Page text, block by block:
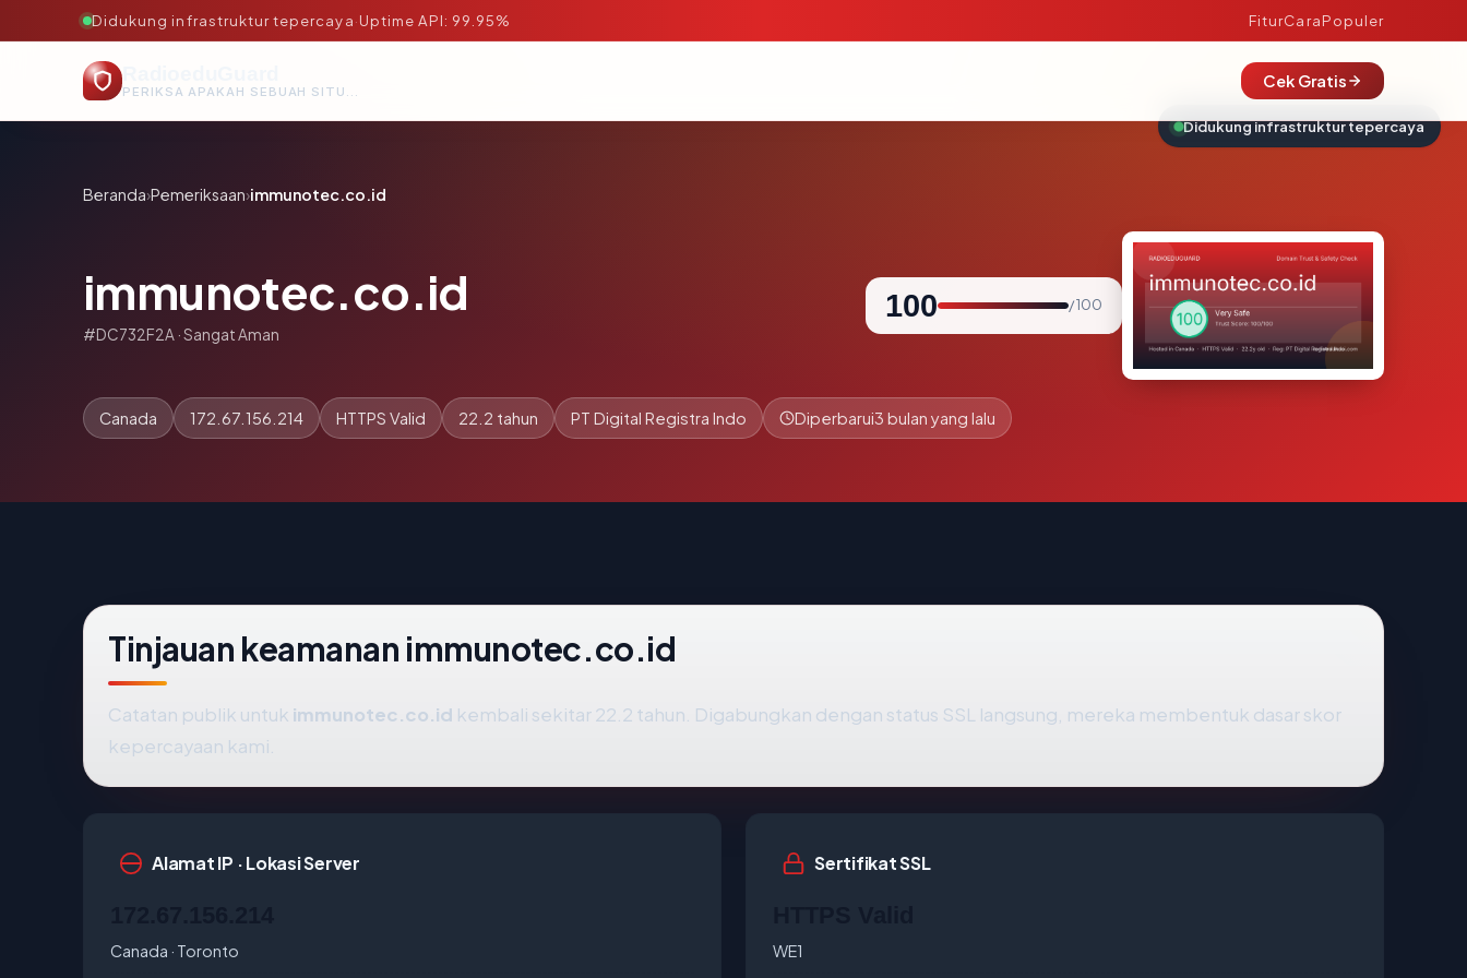
Didukung infrastruktur tepercaya·Uptime API: 99.95% FiturCaraPopuler
PERIKSA APAKAH SEBUAH SITUS AMAN, TEPERCAYA, DAN TERVERIFIKASI DALAM HITUNGAN DETIK.
Cek Gratis
Beranda›Pemeriksaan›immunotec.co.id
immunotec.co.id
#DC732F2A · Sangat Aman
100 / 100
Canada 172.67.156.214 HTTPS Valid 22.2 tahun PT Digital Registra Indo Diperbarui3 bulan yang lalu
Tinjauan keamanan immunotec.co.id
Catatan publik untuk immunotec.co.id kembali sekitar 22.2 tahun. Digabungkan dengan status SSL langsung, mereka membentuk dasar skor
kepercayaan kami.
Alamat IP · Lokasi Server
Canada · Toronto
Sertifikat SSL
WE1
Didukung infrastruktur tepercaya